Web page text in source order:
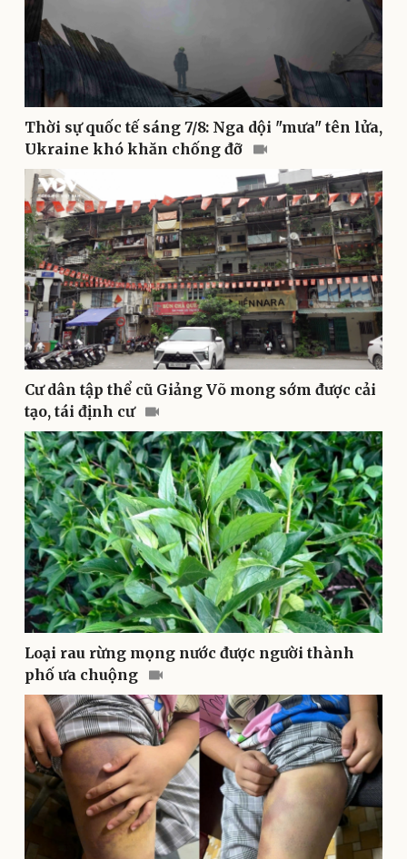
Doanh nghiệp
Thông tin doanh nghiệp
Doanh nghiệp 24h
Doanh nhân
Vì cộng đồng
Công nghệ
Sành điệu
Tin Công nghệ
Trải nghiệm
Chuyển đổi số
Sức khỏe
Dinh dưỡng - món ngon
Cây thuốc
Sản phụ khoa
Nhi khoa
Nam khoa
Làm đẹp - giảm cân
Phòng mạch online
Ăn sạch sống khỏe
Đời sống
Nhà đẹp
Blog
Tình yêu - Gia đình
Thời sự quốc tế sáng 7/8: Nga dội "mưa" tên lửa,
Ukraine khó khăn chống đỡ
Cư dân tập thể cũ Giảng Võ mong sớm được cải
tạo, tái định cư
Loại rau rừng mọng nước được người thành
phố ưa chuộng